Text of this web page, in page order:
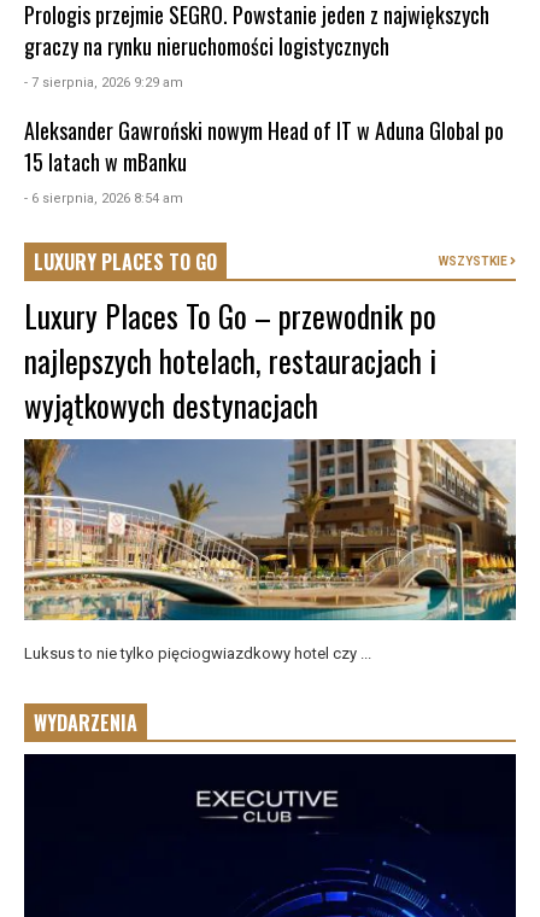
Prologis przejmie SEGRO. Powstanie jeden z największych
graczy na rynku nieruchomości logistycznych
- 7 sierpnia, 2026 9:29 am
Aleksander Gawroński nowym Head of IT w Aduna Global po
15 latach w mBanku
- 6 sierpnia, 2026 8:54 am
LUXURY PLACES TO GO WSZYSTKIE
Luxury Places To Go – przewodnik po
najlepszych hotelach, restauracjach i
wyjątkowych destynacjach
Luksus to nie tylko pięciogwiazdkowy hotel czy ...
WYDARZENIA